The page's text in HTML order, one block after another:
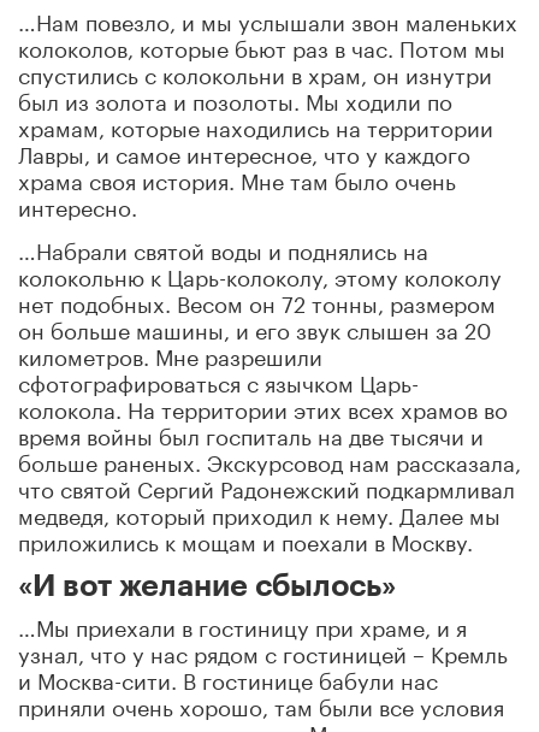
…Нам повезло, и мы услышали звон маленьких
колоколов, которые бьют раз в час. Потом мы
спустились с колокольни в храм, он изнутри
был из золота и позолоты. Мы ходили по
храмам, которые находились на территории
Лавры, и самое интересное, что у каждого
храма своя история. Мне там было очень
интересно.
…Набрали святой воды и поднялись на
колокольню к Царь-колоколу, этому колоколу
нет подобных. Весом он 72 тонны, размером
он больше машины, и его звук слышен за 20
километров. Мне разрешили
сфотографироваться с язычком Царь-
колокола. На территории этих всех храмов во
время войны был госпиталь на две тысячи и
больше раненых. Экскурсовод нам рассказала,
что святой Сергий Радонежский подкармливал
медведя, который приходил к нему. Далее мы
приложились к мощам и поехали в Москву.
«И вот желание сбылось»
…Мы приехали в гостиницу при храме, и я
узнал, что у нас рядом с гостиницей – Кремль
и Москва-сити. В гостинице бабули нас
приняли очень хорошо, там были все условия